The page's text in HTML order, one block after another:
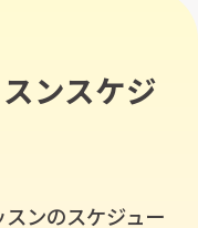
ンスケジ
ンのスケジュー